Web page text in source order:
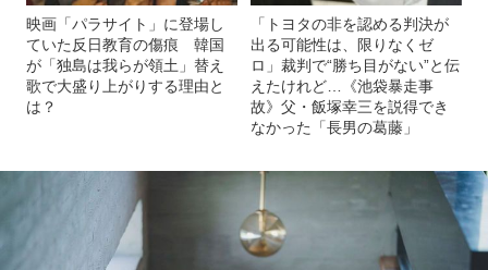
映画「パラサイト」に登場し
ていた反日教育の傷痕 韓国
が「独島は我らが領土」替え
歌で大盛り上がりする理由と
は？
「トヨタの非を認める判決が
出る可能性は、限りなくゼ
ロ」裁判で“勝ち目がない”と伝
えたけれど…《池袋暴走事
故》父・飯塚幸三を説得でき
なかった「長男の葛藤」